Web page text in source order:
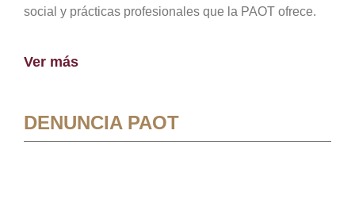
social y prácticas profesionales que la PAOT ofrece.
Ver más
DENUNCIA PAOT